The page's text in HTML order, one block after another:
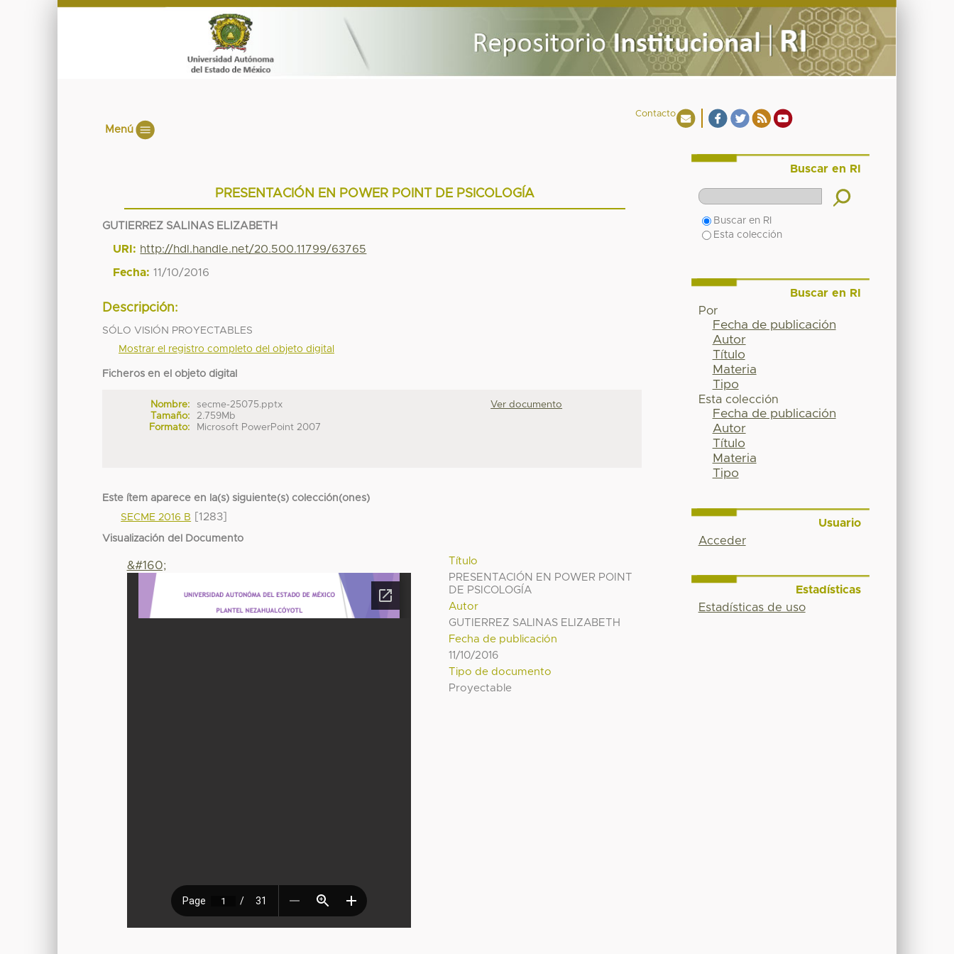
Contacto
Menú
PRESENTACIÓN EN POWER POINT DE PSICOLOGÍA
GUTIERREZ SALINAS ELIZABETH
URI: http://hdl.handle.net/20.500.11799/63765
Fecha: 11/10/2016
Descripción:
SÓLO VISIÓN PROYECTABLES
Mostrar el registro completo del objeto digital
Ficheros en el objeto digital
Nombre:
secme-25075.pptx
Tamaño:
2.759Mb
Formato:
Microsoft PowerPoint 2007
Ver documento
Este ítem aparece en la(s) siguiente(s) colección(ones)
SECME 2016 B
[1283]
Visualización del Documento
Título
PRESENTACIÓN EN POWER POINT
DE PSICOLOGÍA
Autor
GUTIERREZ SALINAS ELIZABETH
Fecha de publicación
11/10/2016
Tipo de documento
Proyectable
&#160;
Buscar en RI
Buscar en RI
Esta colección
Buscar en RI
Por
Fecha de publicación
Autor
Título
Materia
Tipo
Esta colección
Fecha de publicación
Autor
Título
Materia
Tipo
Usuario
Acceder
Estadísticas
Estadísticas de uso